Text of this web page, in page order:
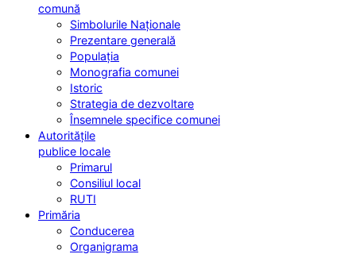
comună
Simbolurile Naționale
Prezentare generală
Populația
Monografia comunei
Istoric
Strategia de dezvoltare
Însemnele specifice comunei
Autoritățile
publice locale
Primarul
Consiliul local
RUTI
Primăria
Conducerea
Organigrama